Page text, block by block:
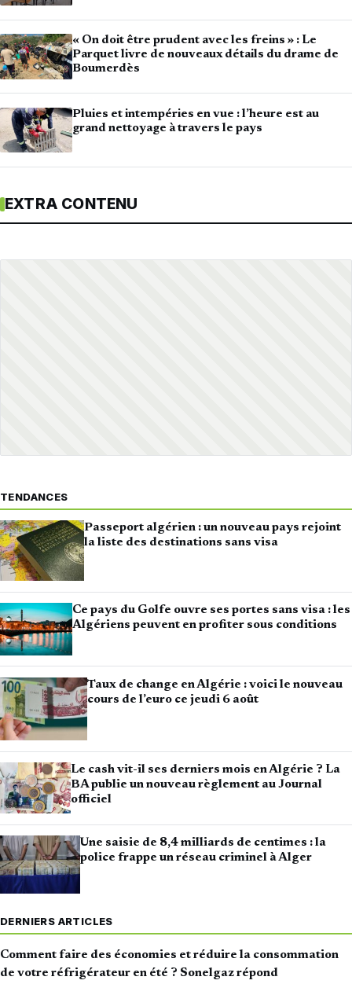
« On doit être prudent avec les freins » : Le
Parquet livre de nouveaux détails du drame de
Boumerdès
Pluies et intempéries en vue : l’heure est au
grand nettoyage à travers le pays
EXTRA CONTENU
TENDANCES
Passeport algérien : un nouveau pays rejoint
la liste des destinations sans visa
Ce pays du Golfe ouvre ses portes sans visa : les
Algériens peuvent en profiter sous conditions
Taux de change en Algérie : voici le nouveau
cours de l’euro ce jeudi 6 août
Le cash vit-il ses derniers mois en Algérie ? La
BA publie un nouveau règlement au Journal
officiel
Une saisie de 8,4 milliards de centimes : la
police frappe un réseau criminel à Alger
DERNIERS ARTICLES
Comment faire des économies et réduire la consommation
de votre réfrigérateur en été ? Sonelgaz répond